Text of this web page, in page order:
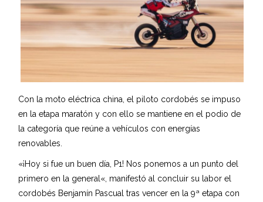
Con la moto eléctrica china, el piloto cordobés se impuso
en la etapa maratón y con ello se mantiene en el podio de
la categoría que reúne a vehículos con energías
renovables.
«¡Hoy si fue un buen día, P1! Nos ponemos a un punto del
primero en la general«, manifestó al concluir su labor el
cordobés Benjamín Pascual tras vencer en la 9ª etapa con